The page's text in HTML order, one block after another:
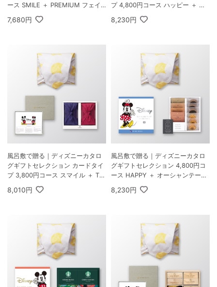
ース SMILE ＋ PREMIUM フェイ
スタオル2枚
7,680円
プ 4,800円コース ハッピー ＋ お
茶漬け最中セットD
8,230円
風呂敷で贈る｜ディズニーカタロ
グギフトセレクション カードタイ
プ 3,800円コース スマイル ＋ TS
UTSUMI 瑞穂の恵みA
8,010円
風呂敷で贈る｜ディズニーカタロ
グギフトセレクション 4,800円コ
ース HAPPY ＋ オーシャンテール
Speciality Coffee＆バームセット
A
8,230円